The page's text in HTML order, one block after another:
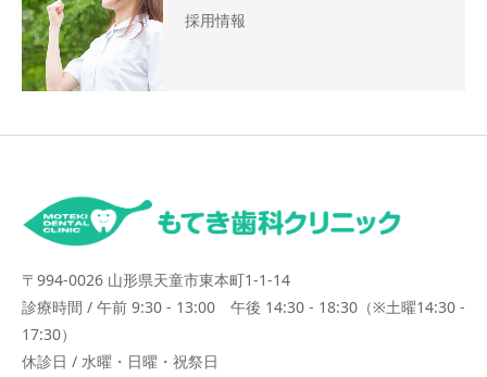
採用情報
〒994-0026 山形県天童市東本町1-1-14
診療時間 / 午前 9:30 - 13:00 午後 14:30 - 18:30（※土曜14:30 -
17:30）
休診日 / 水曜・日曜・祝祭日